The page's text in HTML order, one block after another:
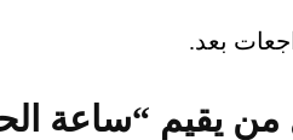
بعد.
يقيم “ساعة